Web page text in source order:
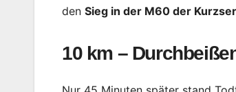
den Sieg in der M60 der
10 km –